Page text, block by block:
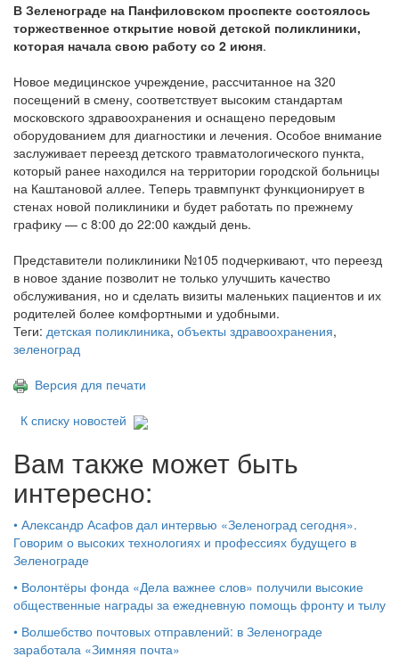
В Зеленограде на Панфиловском проспекте состоялось
торжественное открытие новой детской поликлиники,
которая начала свою работу со 2 июня.
Новое медицинское учреждение, рассчитанное на 320
посещений в смену, соответствует высоким стандартам
московского здравоохранения и оснащено передовым
оборудованием для диагностики и лечения. Особое внимание
заслуживает переезд детского травматологического пункта,
который ранее находился на территории городской больницы
на Каштановой аллее. Теперь травмпункт функционирует в
стенах новой поликлиники и будет работать по прежнему
графику — с 8:00 до 22:00 каждый день.
Представители поликлиники №105 подчеркивают, что переезд
в новое здание позволит не только улучшить качество
обслуживания, но и сделать визиты маленьких пациентов и их
родителей более комфортными и удобными.
Теги: детская поликлиника, объекты здравоохранения,
зеленоград
Версия для печати
К списку новостей
Вам также может быть
интересно:
• Александр Асафов дал интервью «Зеленоград сегодня».
Говорим о высоких технологиях и профессиях будущего в
Зеленограде
• Волонтёры фонда «Дела важнее слов» получили высокие
общественные награды за ежедневную помощь фронту и тылу
• Волшебство почтовых отправлений: в Зеленограде
заработала «Зимняя почта»